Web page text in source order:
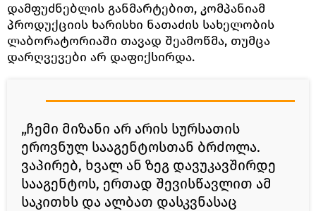
დამფუძნებლის განმარტებით, კომპანიამ
პროდუქციის ხარისხი ნათაძის სახელობის
ლაბორატორიაში თავად შეამოწმა, თუმცა
დარღვევები არ დაფიქსირდა.
„ჩემი მიზანი არ არის სურსათის
ეროვნულ სააგენტოსთან ბრძოლა.
ვაპირებ, ხვალ ან ზეგ დავუკავშირდე
სააგენტოს, ერთად შევისწავლით ამ
საკითხს და ალბათ დასკვნასაც